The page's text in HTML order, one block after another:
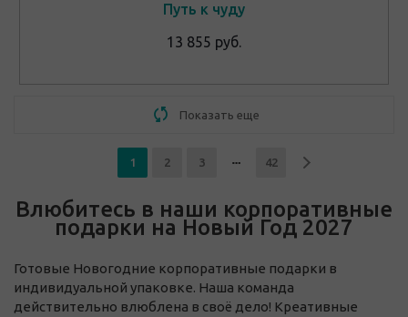
Путь к чуду
13 855 руб.
Показать еще
1 2 3 42
Влюбитесь в наши корпоративные
подарки на Новый Год 2027
Готовые Новогодние корпоративные подарки в
индивидуальной упаковке. Наша команда
действительно влюблена в своё дело! Креативные